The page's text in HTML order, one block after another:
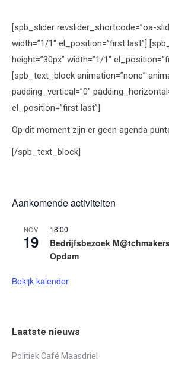
[spb_slider revslider_shortcode=”oa-
width=”1/1″ el_position=”first last”]
height=”30px” width=”1/1″
[spb_text_block animation=”none”
padding_vertical=”0″
el_position=”first last”]
Op dit moment zijn er geen agenda
[/spb_text_block]
Aankomende activiteiten
NOV
19
18:00
Bedrijfsbezoek
Opdam
Bekijk kalender
Laatste nieuws
Politiek Café Maasdriel